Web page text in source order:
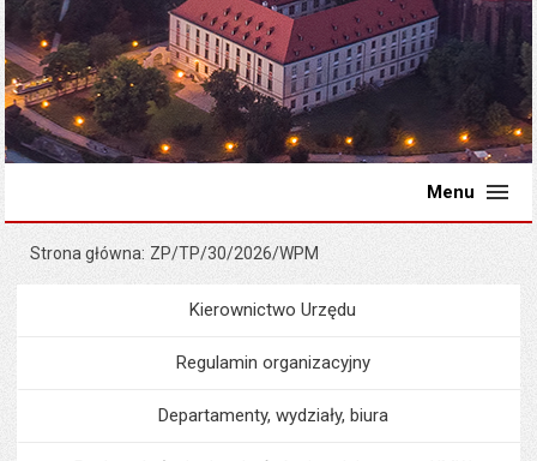
Menu
Strona główna ZP/TP/30/2026/WPM
MenuUrząd Miejski
Kierownictwo Urzędu
Regulamin organizacyjny
Departamenty, wydziały, biura